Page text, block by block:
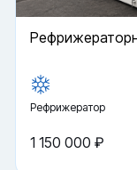
Рефрижератор
1 150 000 ₽